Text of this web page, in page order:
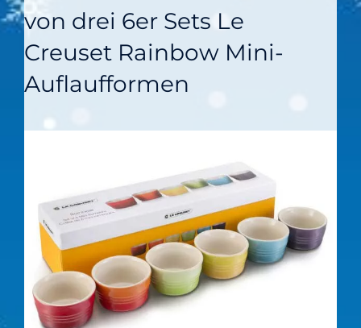
von drei 6er Sets Le
Creuset Rainbow Mini-
Auflaufformen